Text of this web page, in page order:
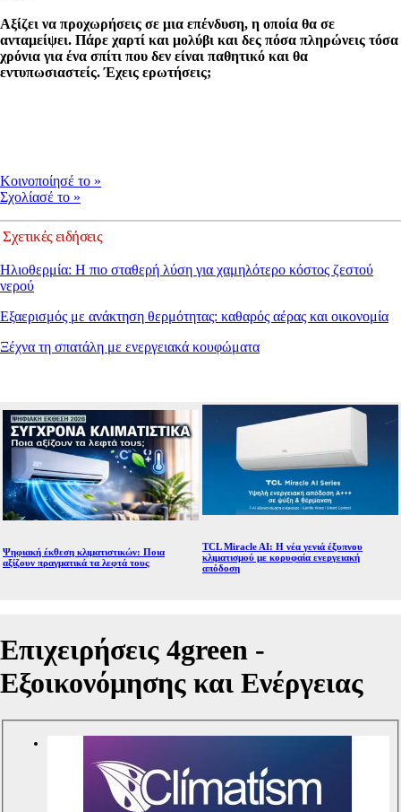
Αξίζει να προχωρήσεις σε μια επένδυση, η οποία θα σε
ανταμείψει. Πάρε χαρτί και μολύβι και δες πόσα πληρώνεις τόσα
χρόνια για ένα σπίτι που δεν είναι παθητικό και θα
εντυπωσιαστείς. Έχεις ερωτήσεις;
Κοινοποίησέ το »
Σχολίασέ το »
Σχετικές ειδήσεις
Ηλιοθερμία: Η πιο σταθερή λύση για χαμηλότερο κόστος ζεστού
νερού
Εξαερισμός με ανάκτηση θερμότητας: καθαρός αέρας και οικονομία
Ξέχνα τη σπατάλη με ενεργειακά κουφώματα
Ψηφιακή έκθεση κλιματιστικών: Ποια
αξίζουν πραγματικά τα λεφτά τους
TCL Miracle AI: Η νέα γενιά έξυπνου
κλιματισμού με κορυφαία ενεργειακή
απόδοση